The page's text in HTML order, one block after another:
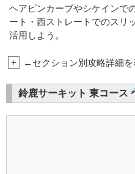
ヘアピンカーブやシケインで
ート・西ストレートでのスリ
活用しよう。
+ ←セクション別攻略詳細を
鈴鹿サーキット 東コース